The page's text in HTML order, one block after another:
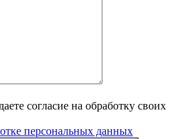
согласие на обработку своих
персональных данных